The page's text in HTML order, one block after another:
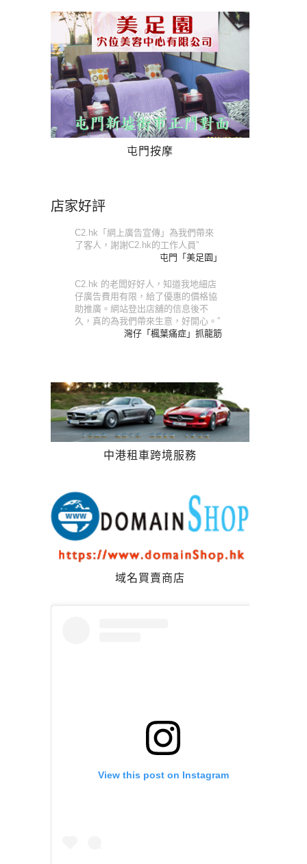
屯門按摩
店家好評
C2.hk「網上廣告宣傳」為我們帶來
了客人，謝謝C2.hk的工作人員”
屯門「美足園」
C2.hk 的老闆好好人，知道我地細店
仔廣告費用有限，給了優惠的價格協
助推廣。網站登出店舖的信息後不
久，真的為我們帶來生意，好開心。”
灣仔「楓葉痛症」抓龍筋
中港租車跨境服務
域名買賣商店
View this post on Instagram